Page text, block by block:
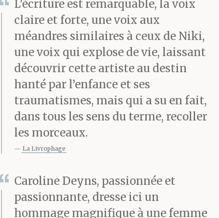
L’écriture est remarquable, la voix
claire et forte, une voix aux
méandres similaires à ceux de Niki,
une voix qui explose de vie, laissant
découvrir cette artiste au destin
hanté par l’enfance et ses
traumatismes, mais qui a su en fait,
dans tous les sens du terme, recoller
les morceaux.
La Livrophage
Caroline Deyns, passionnée et
passionnante, dresse ici un
hommage magnifique à une femme